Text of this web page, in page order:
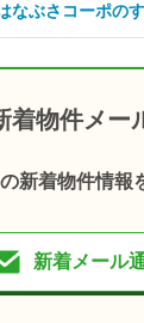
なぶさコーポの
着物件メー
新着物件情報
新着メール